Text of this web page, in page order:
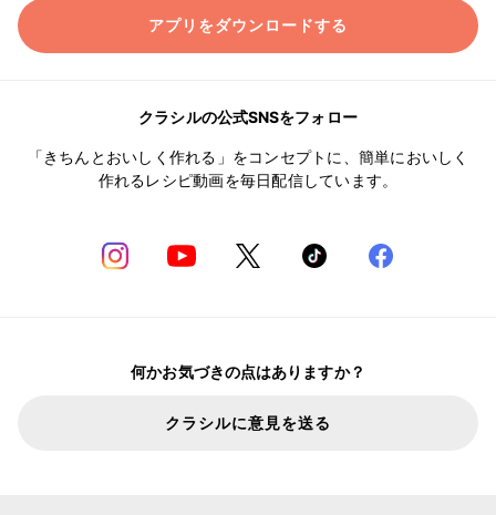
アプリをダウンロードする
クラシルの公式SNSをフォロー
「きちんとおいしく作れる」をコンセプトに、簡単においしく
作れるレシピ動画を毎日配信しています。
何かお気づきの点はありますか？
クラシルに意見を送る